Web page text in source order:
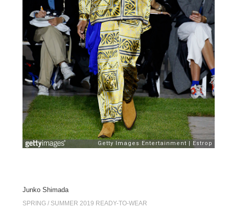
Junko Shimada
SPRING / SUMMER 2019 READY-TO-WEAR